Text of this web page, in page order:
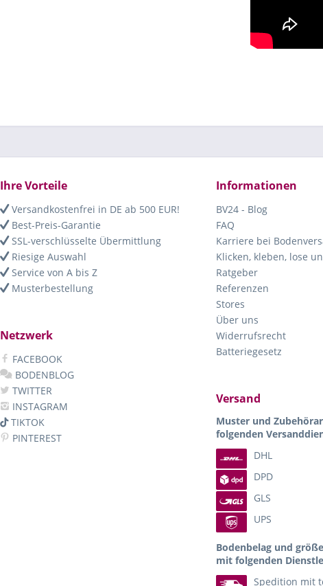
Ihre Vorteile
Versandkostenfrei in DE ab 500 EUR!
Best-Preis-Garantie
SSL-verschlüsselte Übermittlung
Riesige Auswahl
Service von A bis Z
Musterbestellung
Netzwerk
FACEBOOK
BODENBLOG
TWITTER
INSTAGRAM
TIKTOK
PINTEREST
Informationen
BV24 - Blog
FAQ
Karriere bei
Klicken, kleben, lose
Ratgeber
Referenzen
Stores
Über uns
Widerrufsrecht
Batteriegesetz
Versand
Muster und
folgenden
DHL
DPD
GLS
UPS
Bodenbelag und
mit folgenden
Spedition mit